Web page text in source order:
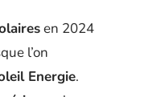
en 2024
l’on
Energie.